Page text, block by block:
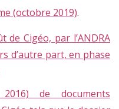
(octobre 2019).
de Cigéo, par l’ANDRA
d’autre part, en phase
de documents